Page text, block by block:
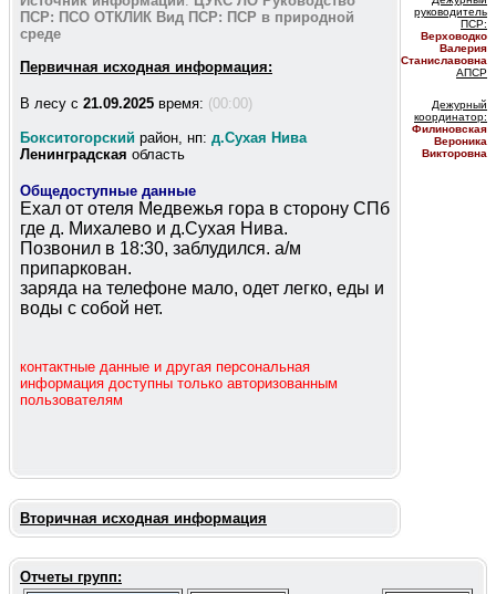
ПСР: ПСО ОТКЛИК Вид ПСР: ПСР в природной
среде
Первичная исходная информация:
В лесу c 21.09.2025 время: (00:00)
Бокситогорский район, нп: д.Сухая Нива
Ленинградская область
Общедоступные данные
Ехал от отеля Медвежья гора в сторону СПб
где д. Михалево и д.Сухая Нива.
Позвонил в 18:30, заблудился. а/м
припаркован.
заряда на телефоне мало, одет легко, еды и
воды с собой нет.
контактные данные и другая персональная
информация доступны только авторизованным
пользователям
руководитель
ПСР:
Верховодко
Валерия
Станиславовна
АПСР
Дежурный
координатор:
Филиновская
Вероника
Викторовна
Вторичная исходная информация
Отчеты групп: